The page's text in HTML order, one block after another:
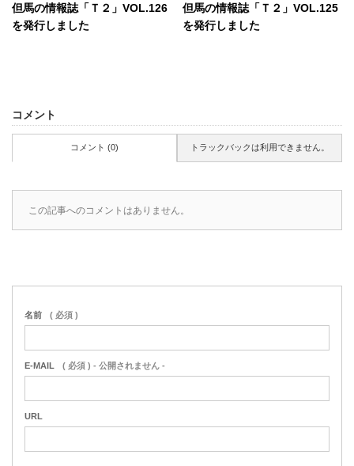
但馬の情報誌「Ｔ２」VOL.126
を発行しました
但馬の情報誌「Ｔ２」VOL.125
を発行しました
コメント
コメント (0) トラックバックは利用できません。
この記事へのコメントはありません。
名前 ( 必須 )
E-MAIL ( 必須 ) - 公開されません -
URL